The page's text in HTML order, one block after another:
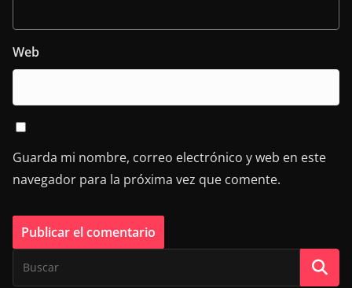
Web
Guarda mi nombre, correo electrónico y web en este
navegador para la próxima vez que comente.